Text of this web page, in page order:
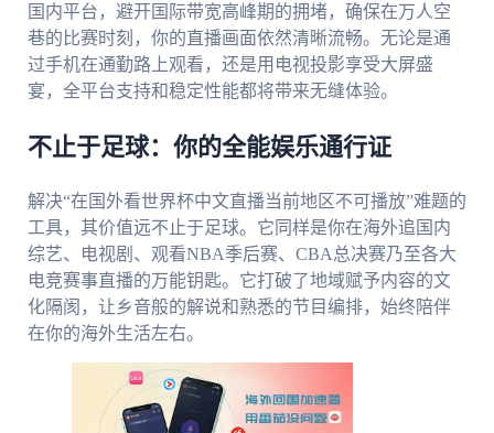
国内平台，避开国际带宽高峰期的拥堵，确保在万人空
巷的比赛时刻，你的直播画面依然清晰流畅。无论是通
过手机在通勤路上观看，还是用电视投影享受大屏盛
宴，全平台支持和稳定性能都将带来无缝体验。
不止于足球：你的全能娱乐通行证
解决“在国外看世界杯中文直播当前地区不可播放”难题的
工具，其价值远不止于足球。它同样是你在海外追国内
综艺、电视剧、观看NBA季后赛、CBA总决赛乃至各大
电竞赛事直播的万能钥匙。它打破了地域赋予内容的文
化隔阂，让乡音般的解说和熟悉的节目编排，始终陪伴
在你的海外生活左右。